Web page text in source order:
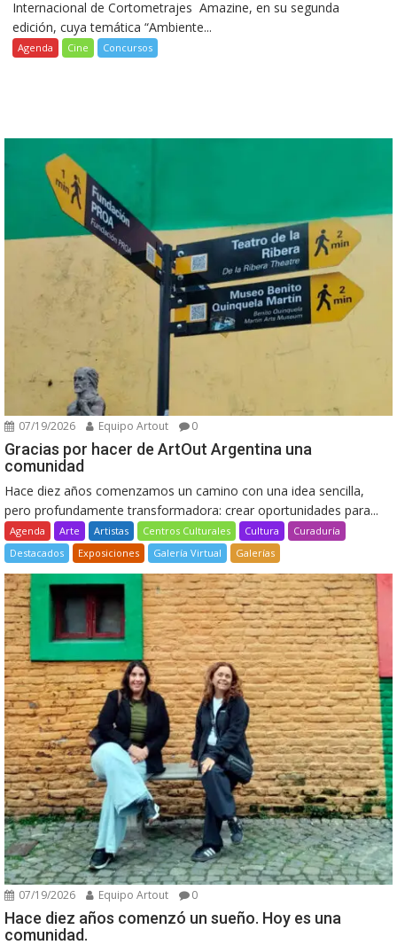
Internacional de Cortometrajes Amazine, en su segunda
edición, cuya temática “Ambiente...
Agenda Cine Concursos
07/19/2026 Equipo Artout 0
Gracias por hacer de ArtOut Argentina una
comunidad
Hace diez años comenzamos un camino con una idea sencilla,
pero profundamente transformadora: crear oportunidades para...
Agenda Arte Artistas Centros Culturales Cultura
Curaduría
Destacados
Exposiciones Galería Virtual Galerías
07/19/2026 Equipo Artout 0
Hace diez años comenzó un sueño. Hoy es una
comunidad.